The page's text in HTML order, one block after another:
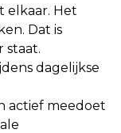
elkaar. Het
Dat is
staat.
dagelijkse
actief meedoet